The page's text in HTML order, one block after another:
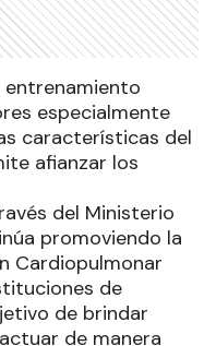
entrenamiento
especialmente
características del
afianzar los
del Ministerio
promoviendo la
Cardiopulmonar
de
de brindar
de manera